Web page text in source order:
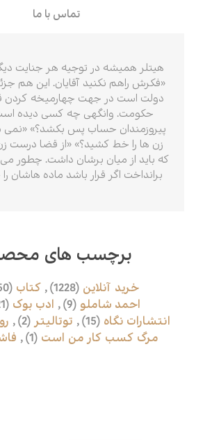
تماس با ما
هیتلر همیشه در توجیه هر جنایت
«فکرش راهم نکنید آقایان. این هم
دولت است در جهت چهارمیخه کردن
حکومت. وانگهی چه کسی دیده
پیروزمندان حساب پس بکشد؟» «نمی
زن ها را خط کشید؟» «از قضا درست
که باید از میان برشان داشت. چطور می
برانداخت اگر قرار باشد ماده هاشان
برچسب های
خرید آنلاین (1228)
, کتاب (1350)
احمد شاملو (9)
, ادب بوک (1321)
انتشارات نگاه (15)
, توتالیتر (2)
,
مرگ کسب کار من است (1)
,